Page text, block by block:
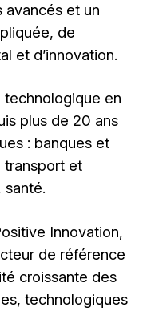
avancés et un
de
et d’innovation.
technologique en
plus de 20 ans
: banques et
transport et
santé.
Innovation,
de référence
croissante des
technologiques